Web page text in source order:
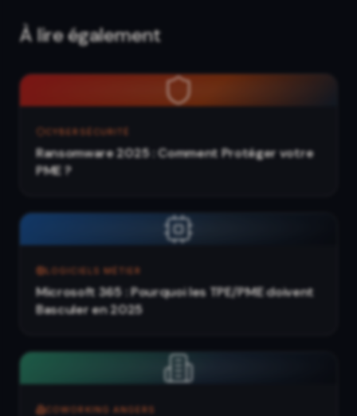
À lire également
CYBERSÉCURITÉ
Ransomware 2025 : Comment Protéger votre
PME ?
LOGICIELS MÉTIER
Microsoft 365 : Pourquoi les TPE/PME doivent
Basculer en 2025
COWORKING ANGERS